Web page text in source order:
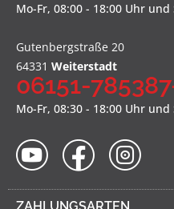
Mo-Fr, 08:00 - 18:00 Uhr und
Gutenbergstraße 20
64331 Weiterstadt
06151-
Mo-Fr, 08:30 - 18:00 Uhr und